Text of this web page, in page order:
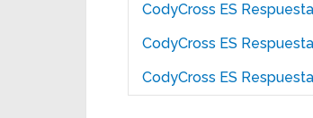
CodyCross ES
CodyCross ES
CodyCross ES